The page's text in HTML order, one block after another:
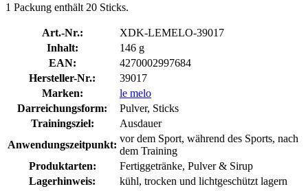
1 Packung enthält 20 Sticks.
Art.-Nr.:
XDK-LEMELO-39017
Inhalt:
146 g
EAN:
4270002997684
Hersteller-Nr.:
39017
Marken:
le melo
Darreichungsform:
Pulver, Sticks
Trainingsziel:
Ausdauer
Anwendungszeitpunkt:
vor dem Sport, während des Sports, nach
dem Training
Produktarten:
Fertiggetränke, Pulver & Sirup
Lagerhinweis:
kühl, trocken und lichtgeschützt lagern